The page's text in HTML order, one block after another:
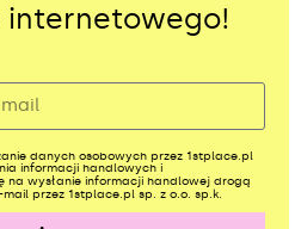
internetowego!
danych osobowych przez 1stplace.pl
informacji handlowych i
na wysłanie informacji handlowej drogą
przez 1stplace.pl sp. z o.o. sp.k.